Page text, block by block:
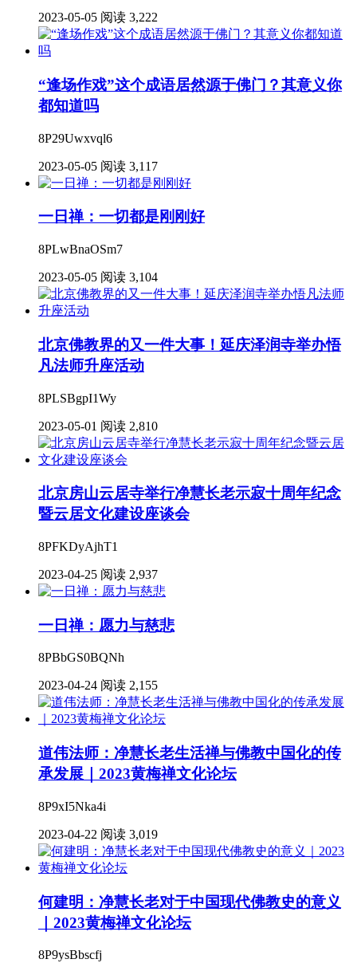
2023-05-05 阅读 3,222
“逢场作戏”这个成语居然源于佛门？其意义你
都知道吗
8P29Uwxvql6
2023-05-05 阅读 3,117
一日禅：一切都是刚刚好
8PLwBnaOSm7
2023-05-05 阅读 3,104
北京佛教界的又一件大事！延庆泽润寺举办悟
凡法师升座活动
8PLSBgpI1Wy
2023-05-01 阅读 2,810
北京房山云居寺举行净慧长老示寂十周年纪念
暨云居文化建设座谈会
8PFKDyAjhT1
2023-04-25 阅读 2,937
一日禅：愿力与慈悲
8PBbGS0BQNh
2023-04-24 阅读 2,155
道伟法师：净慧长老生活禅与佛教中国化的传
承发展｜2023黄梅禅文化论坛
8P9xI5Nka4i
2023-04-22 阅读 3,019
何建明：净慧长老对于中国现代佛教史的意义
｜2023黄梅禅文化论坛
8P9ysBbscfj